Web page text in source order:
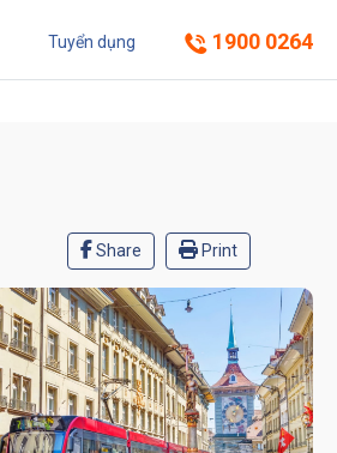
Tuyển dụng 1900 0264
Share Print